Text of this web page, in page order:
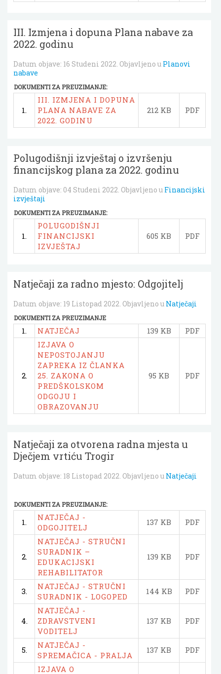
III. Izmjena i dopuna Plana nabave za
2022. godinu
Datum objave: 16 Studeni 2022. Objavljeno u Planovi
nabave
DOKUMENTI ZA PREUZIMANJE:
1.
III. IZMJENA I DOPUNA
PLANA NABAVE ZA
2022. GODINU
212 KB PDF
Polugodišnji izvještaj o izvršenju
financijskog plana za 2022. godinu
Datum objave: 04 Studeni 2022. Objavljeno u Financijski
izvještaji
DOKUMENTI ZA PREUZIMANJE:
1.
POLUGODIŠNJI
FINANCIJSKI
IZVJEŠTAJ
605 KB PDF
Natječaji za radno mjesto: Odgojitelj
Datum objave: 19 Listopad 2022. Objavljeno u Natječaji
DOKUMENTI ZA PREUZIMANJE
1. NATJEČAJ 139 KB PDF
2.
IZJAVA O
NEPOSTOJANJU
ZAPREKA IZ ČLANKA
25. ZAKONA O
PREDŠKOLSKOM
ODGOJU I
OBRAZOVANJU
95 KB PDF
Natječaji za otvorena radna mjesta u
Dječjem vrtiću Trogir
Datum objave: 18 Listopad 2022. Objavljeno u Natječaji
DOKUMENTI ZA PREUZIMANJE:
1.
NATJEČAJ -
ODGOJITELJ
137 KB PDF
2.
NATJEČAJ - STRUČNI
SURADNIK –
EDUKACIJSKI
REHABILITATOR
139 KB PDF
3.
NATJEČAJ - STRUČNI
SURADNIK - LOGOPED
144 KB PDF
4.
NATJEČAJ -
ZDRAVSTVENI
VODITELJ
137 KB PDF
5.
NATJEČAJ -
SPREMAČICA - PRALJA
137 KB
PDF
IZJAVA O